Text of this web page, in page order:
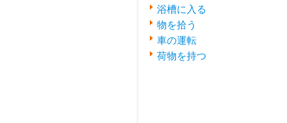
浴槽に入る
物を拾う
車の運転
荷物を持つ